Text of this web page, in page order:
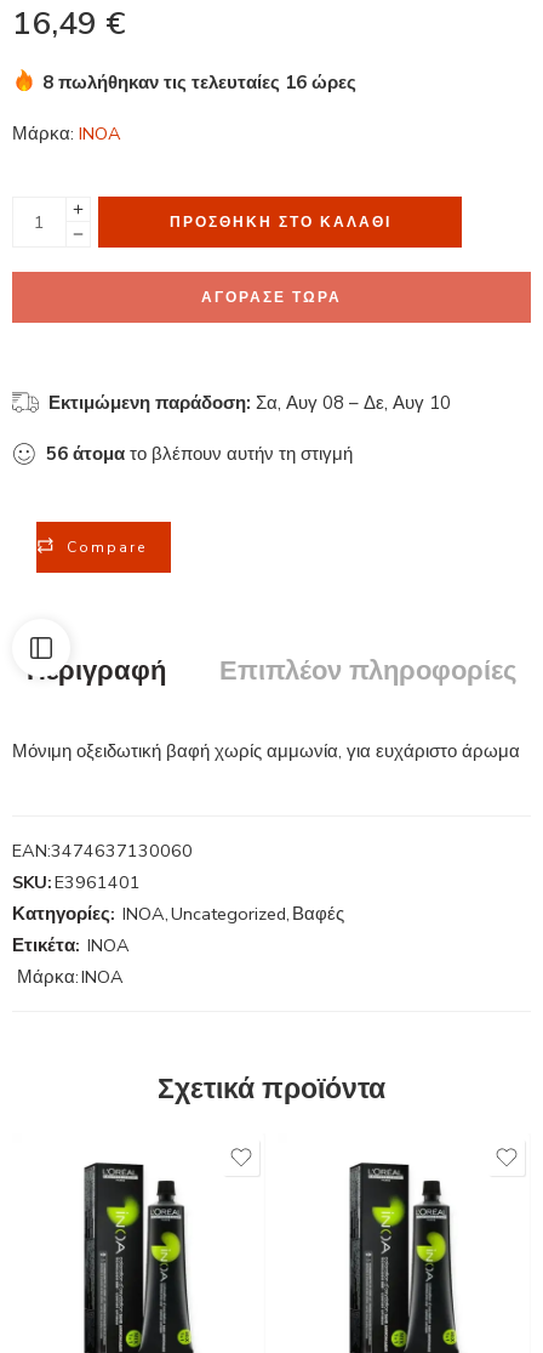
16,49 €
8 πωλήθηκαν τις τελευταίες 16 ώρες
Μάρκα: INOA
ΠΡΟΣΘΉΚΗ ΣΤΟ ΚΑΛΆΘΙ
ΑΓΟΡΑΣΕ ΤΩΡΑ
Εκτιμώμενη παράδοση: Σα, Αυγ 08 – Δε, Αυγ 10
56 άτομα το βλέπουν αυτήν τη στιγμή
Compare
Περιγραφή Επιπλέον πληροφορίες
Μόνιμη οξειδωτική βαφή χωρίς αμμωνία, για ευχάριστο άρωμα
EAN:3474637130060
SKU:E3961401
Κατηγορίες: INOA,Uncategorized, Βαφές
Ετικέτα: INOA
Μάρκα:INOA
Σχετικά προϊόντα